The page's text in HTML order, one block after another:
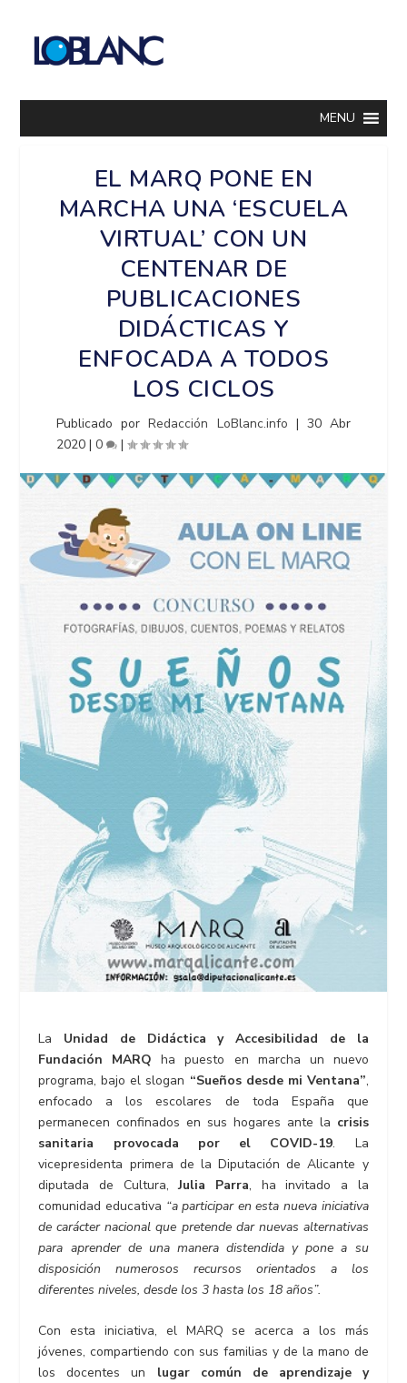
MENU
EL MARQ PONE EN
MARCHA UNA ‘ESCUELA
VIRTUAL’ CON UN
CENTENAR DE
PUBLICACIONES
DIDÁCTICAS Y
ENFOCADA A TODOS
LOS CICLOS
Publicado porRedacción LoBlanc.info | 30 Abr
2020 |0 |
La Unidad de Didáctica y Accesibilidad de la
Fundación MARQ ha puesto en marcha un nuevo
programa, bajo el slogan “Sueños desde mi Ventana”,
enfocado a los escolares de toda España que
permanecen confinados en sus hogares ante la crisis
sanitaria provocada por el COVID-19. La
vicepresidenta primera de la Diputación de Alicante y
diputada de Cultura,Julia Parra, ha invitado a la
comunidad educativa “a participar en esta nueva iniciativa
de carácter nacional que pretende dar nuevas alternativas
para aprender de una manera distendida y pone a su
disposición numerosos recursos orientados a los
diferentes niveles, desde los 3 hasta los 18 años”.
Con esta iniciativa, el MARQ se acerca a los más
jóvenes, compartiendo con sus familias y de la mano de
los docentes un lugar común de aprendizaje y